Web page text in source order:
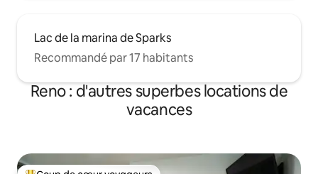
Lac de la marina de Sparks
Recommandé par 17 habitants
Reno : d'autres superbes locations de
vacances